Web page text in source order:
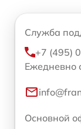
Служба
+7 (495)
Ежедневно
Основной